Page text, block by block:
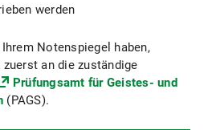
werden
Notenspiegel haben,
an die zuständige
Prüfungsamt für Geistes- und
(PAGS).